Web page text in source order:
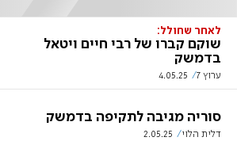
לאחר שחולל:
שוקם קברו של רבי חיים ויטאל
בדמשק
ערוץ 7 4.05.25
סוריה מגיבה לתקיפה בדמשק
דלית הלוי 2.05.25